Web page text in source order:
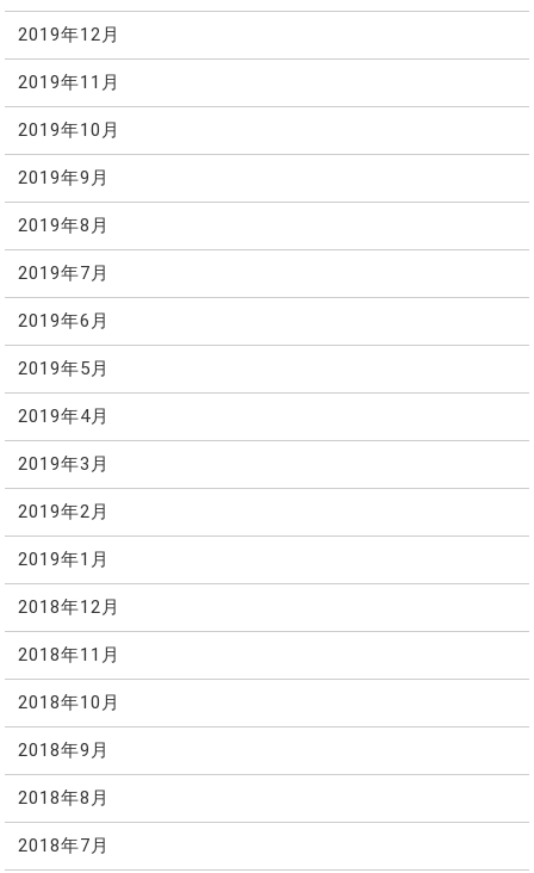
2019年12月
2019年11月
2019年10月
2019年9月
2019年8月
2019年7月
2019年6月
2019年5月
2019年4月
2019年3月
2019年2月
2019年1月
2018年12月
2018年11月
2018年10月
2018年9月
2018年8月
2018年7月